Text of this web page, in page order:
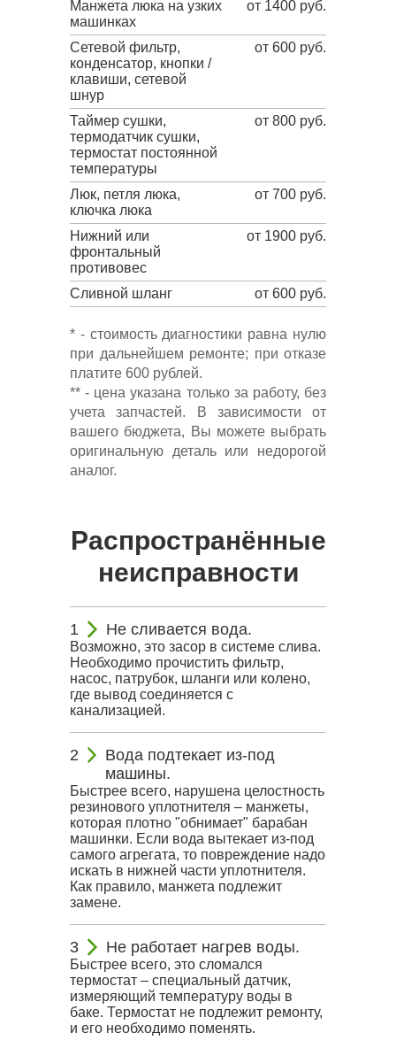
Манжета люка на узких
машинках
от 1400 руб.
Сетевой фильтр,
конденсатор, кнопки /
клавиши, сетевой
шнур
от 600 руб.
Таймер сушки,
термодатчик сушки,
термостат постоянной
температуры
от 800 руб.
Люк, петля люка,
ключка люка
от 700 руб.
Нижний или
фронтальный
противовес
от 1900 руб.
Сливной шланг от 600 руб.
* - стоимость диагностики равна нулю
при дальнейшем ремонте; при отказе
платите 600 рублей.
** - цена указана только за работу, без
учета запчастей. В зависимости от
вашего бюджета, Вы можете выбрать
оригинальную деталь или недорогой
аналог.
Распространённые
неисправности
Не сливается вода.
Возможно, это засор в системе слива.
Необходимо прочистить фильтр,
насос, патрубок, шланги или колено,
где вывод соединяется с
канализацией.
Вода подтекает из-под
машины.
Быстрее всего, нарушена целостность
резинового уплотнителя – манжеты,
которая плотно "обнимает" барабан
машинки. Если вода вытекает из-под
самого агрегата, то повреждение надо
искать в нижней части уплотнителя.
Как правило, манжета подлежит
замене.
Не работает нагрев воды.
Быстрее всего, это сломался
термостат – специальный датчик,
измеряющий температуру воды в
баке. Термостат не подлежит ремонту,
и его необходимо поменять.